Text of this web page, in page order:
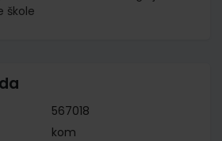
škole
567018
kom